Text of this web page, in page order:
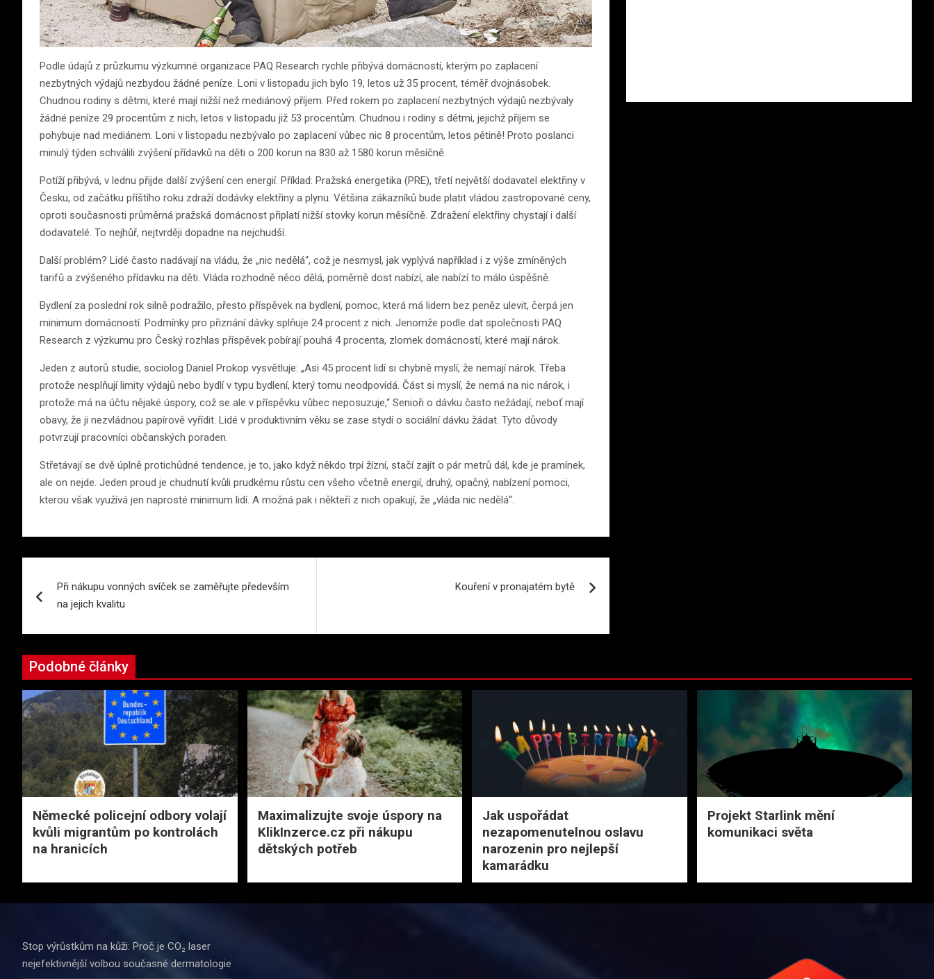
Podle údajů z průzkumu výzkumné organizace PAQ Research rychle přibývá domácností, kterým po zaplacení
nezbytných výdajů nezbydou žádné peníze. Loni v listopadu jich bylo 19, letos už 35 procent, téměř dvojnásobek.
Chudnou rodiny s dětmi, které mají nižší než mediánový příjem. Před rokem po zaplacení nezbytných výdajů nezbývaly
žádné peníze 29 procentům z nich, letos v listopadu již 53 procentům. Chudnou i rodiny s dětmi, jejichž příjem se
pohybuje nad mediánem. Loni v listopadu nezbývalo po zaplacení vůbec nic 8 procentům, letos pětině! Proto poslanci
minulý týden schválili zvýšení přídavků na děti o 200 korun na 830 až 1580 korun měsíčně.
Potíží přibývá, v lednu přijde další zvýšení cen energií. Příklad: Pražská energetika (PRE), třetí největší dodavatel elektřiny v
Česku, od začátku příštího roku zdraží dodávky elektřiny a plynu. Většina zákazníků bude platit vládou zastropované ceny,
oproti současnosti průměrná pražská domácnost připlatí nižší stovky korun měsíčně. Zdražení elektřiny chystají i další
dodavatelé. To nejhůř, nejtvrději dopadne na nejchudší.
Další problém? Lidé často nadávají na vládu, že „nic nedělá“, což je nesmysl, jak vyplývá například i z výše zmíněných
tarifů a zvýšeného přídavku na děti. Vláda rozhodně něco dělá, poměrně dost nabízí, ale nabízí to málo úspěšně.
Bydlení za poslední rok silně podražilo, přesto příspěvek na bydlení, pomoc, která má lidem bez peněz ulevit, čerpá jen
minimum domácností. Podmínky pro přiznání dávky splňuje 24 procent z nich. Jenomže podle dat společnosti PAQ
Research z výzkumu pro Český rozhlas příspěvek pobírají pouhá 4 procenta, zlomek domácností, které mají nárok.
Jeden z autorů studie, sociolog Daniel Prokop vysvětluje: „Asi 45 procent lidí si chybně myslí, že nemají nárok. Třeba
protože nesplňují limity výdajů nebo bydlí v typu bydlení, který tomu neodpovídá. Část si myslí, že nemá na nic nárok, i
protože má na účtu nějaké úspory, což se ale v příspěvku vůbec neposuzuje,“ Senioři o dávku často nežádají, neboť mají
obavy, že ji nezvládnou papírově vyřídit. Lidé v produktivním věku se zase stydí o sociální dávku žádat. Tyto důvody
potvrzují pracovníci občanských poraden.
Střetávají se dvě úplně protichůdné tendence, je to, jako když někdo trpí žízní, stačí zajít o pár metrů dál, kde je pramínek,
ale on nejde. Jeden proud je chudnutí kvůli prudkému růstu cen všeho včetně energií, druhý, opačný, nabízení pomoci,
kterou však využívá jen naprosté minimum lidí. A možná pak i někteří z nich opakují, že „vláda nic nedělá“.
pro
příspěvek
Při nákupu vonných svíček se zaměřujte především
na jejich kvalitu
Kouření v pronajatém bytě
Podobné články
Německé policejní odbory volají
kvůli migrantům po kontrolách
na hranicích
Maximalizujte svoje úspory na
KlikInzerce.cz při nákupu
dětských potřeb
Jak uspořádat
nezapomenutelnou oslavu
narozenin pro nejlepší
kamarádku
Projekt Starlink mění
komunikaci světa
Stop výrůstkům na kůži: Proč je CO₂ laser
nejefektivnější volbou současné dermatologie